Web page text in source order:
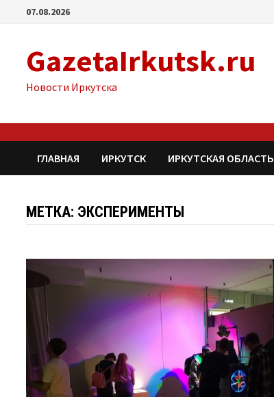
Перейти07.08.2026
GazetaIrkutsk.ru
Новости Иркутска
ГЛАВНАЯ ИРКУТСК ИРКУТСКАЯ ОБЛАСТЬ
МЕТКА: ЭКСПЕРИМЕНТЫ